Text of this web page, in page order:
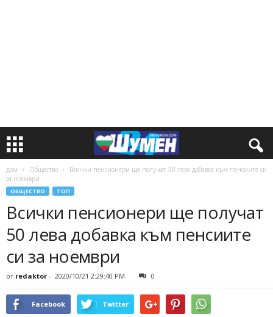
дом Общество
Всички пенсионери ще получат 50 лева добавка към пенсиите си
за ноември
ОБЩЕСТВО ТОП
Всички пенсионери ще получат
50 лева добавка към пенсиите
си за ноември
от redaktor - 2020/10/21 2:29:40 PM 0
Facebook Twitter